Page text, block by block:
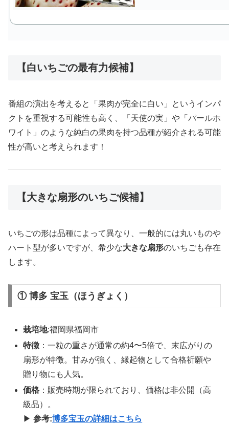
【白いちごの最有力候補】
番組の演出を考えると「果肉が完全に白い」というインパ
クトを重視する可能性も高く、「天使の実」や「パールホ
ワイト」のような純白の果肉を持つ品種が紹介される可能
性が高いと考えられます！
【大きな扇形のいちご候補】
いちごの形は品種によって異なり、一般的には丸いものや
ハート型が多いですが、希少な大きな扇形のいちごも存在
します。
① 博多 宝玉（ほうぎょく）
栽培地:福岡県福岡市
特徴 ：一粒の重さが通常の約4〜5倍で、末広がりの
扇形が特徴。甘みが強く、縁起物として合格祈願や
贈り物にも人気。
価格 ：販売時期が限られており、価格は非公開（高
級品）。
▶参考:博多宝玉の詳細はこちら